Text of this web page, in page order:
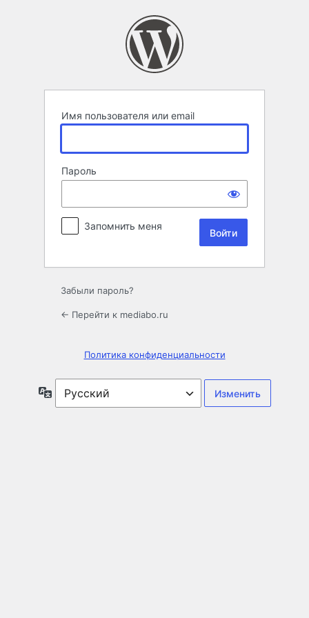
Имя пользователя или email
Пароль
Запомнить меня
Забыли пароль?
← Перейти к mediabo.ru
Политика конфиденциальности
Язык